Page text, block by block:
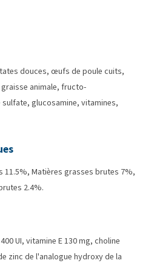
douces, œufs de poule cuits,
animale, fructo-
glucosamine, vitamines,
11.5%, Matières grasses brutes 7%,
2.4%.
UI, vitamine E 130 mg, choline
zinc de l'analogue hydroxy de la